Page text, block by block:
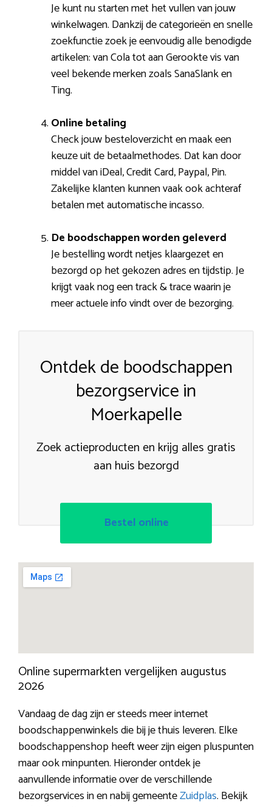
Je kunt nu starten met het vullen van jouw
winkelwagen. Dankzij de categorieën en snelle
zoekfunctie zoek je eenvoudig alle benodigde
artikelen: van Cola tot aan Gerookte vis van
veel bekende merken zoals SanaSlank en
Ting.
Online betaling
Check jouw besteloverzicht en maak een
keuze uit de betaalmethodes. Dat kan door
middel van iDeal, Credit Card, Paypal, Pin.
Zakelijke klanten kunnen vaak ook achteraf
betalen met automatische incasso.
De boodschappen worden geleverd
Je bestelling wordt netjes klaargezet en
bezorgd op het gekozen adres en tijdstip. Je
krijgt vaak nog een track & trace waarin je
meer actuele info vindt over de bezorging.
Ontdek de boodschappen
bezorgservice in
Moerkapelle
Zoek actieproducten en krijg alles gratis
aan huis bezorgd
Bestel online
Online supermarkten vergelijken augustus
2026
Vandaag de dag zijn er steeds meer internet
boodschappenwinkels die bij je thuis leveren. Elke
boodschappenshop heeft weer zijn eigen pluspunten
maar ook minpunten. Hieronder ontdek je
aanvullende informatie over de verschillende
bezorgservices in en nabij gemeenteZuidplas. Bekijk